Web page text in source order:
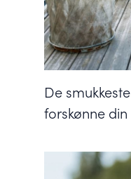
De
forskønne